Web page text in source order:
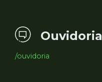
Ouvidoria
/ouvidoria